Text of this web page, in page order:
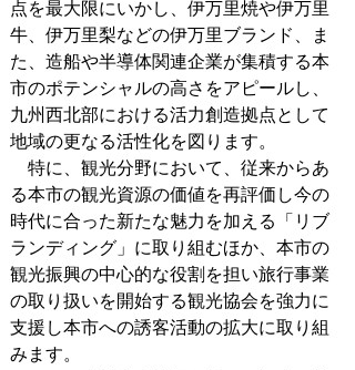
点を最大限にいかし、伊万里焼や伊万里
牛、伊万里梨などの伊万里ブランド、ま
た、造船や半導体関連企業が集積する本
市のポテンシャルの高さをアピールし、
九州西北部における活力創造拠点として
地域の更なる活性化を図ります。
特に、観光分野において、従来からあ
る本市の観光資源の価値を再評価し今の
時代に合った新たな魅力を加える「リブ
ランディング」に取り組むほか、本市の
観光振興の中心的な役割を担い旅行事業
の取り扱いを開始する観光協会を強力に
支援し本市への誘客活動の拡大に取り組
みます。